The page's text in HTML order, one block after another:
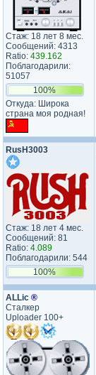
Стаж: 18 лет 8 мес.
Сообщений: 4313
Ratio: 439.162
Поблагодарили:
51057
100%
Откуда: Широка
страна моя родная!
RusH3003
Стаж: 18 лет 4 мес.
Сообщений: 81
Ratio: 4.089
Поблагодарили: 544
100%
ALLic ®
Сталкер
Uploader 100+